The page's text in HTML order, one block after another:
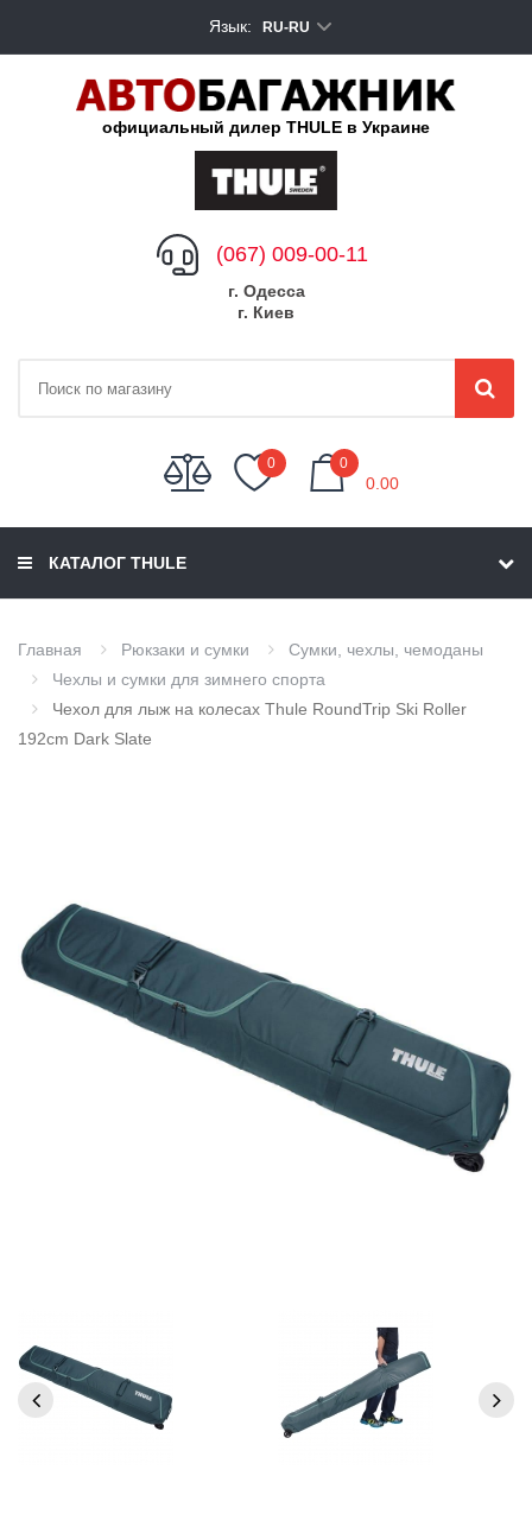
Язык: RU-RU
официальный дилер THULE в Украине
(067) 009-00-11
г. Одесса
г. Киев
0 0
0.00
КАТАЛОГ THULE
Главная Рюкзаки и сумки
Сумки, чехлы, чемоданы
Чехлы и сумки для зимнего спорта
Чехол для лыж на колесах Thule RoundTrip Ski Roller
192cm Dark Slate